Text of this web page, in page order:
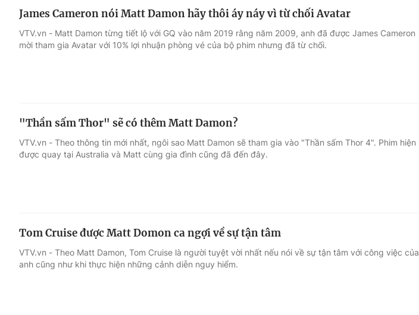
Âm nhạc
Sao
Du lịch
Làm đẹp
Chất lượng cuộc sống
Học trực tuyến
James Cameron nói Matt Damon hãy thôi áy náy vì từ chối Avatar
VTV.vn - Matt Damon từng tiết lộ với GQ vào năm 2019 rằng năm 2009, anh đã được James Cameron
mời tham gia Avatar với 10% lợi nhuận phòng vé của bộ phim nhưng đã từ chối.
"Thần sấm Thor" sẽ có thêm Matt Damon?
VTV.vn - Theo thông tin mới nhất, ngôi sao Matt Damon sẽ tham gia vào "Thần sấm Thor 4". Phim hiện
được quay tại Australia và Matt cùng gia đình cũng đã đến đây.
Tom Cruise được Matt Domon ca ngợi về sự tận tâm
VTV.vn - Theo Matt Damon, Tom Cruise là người tuyệt vời nhất nếu nói về sự tận tâm với công việc của
anh cũng như khi thực hiện những cảnh diễn nguy hiểm.